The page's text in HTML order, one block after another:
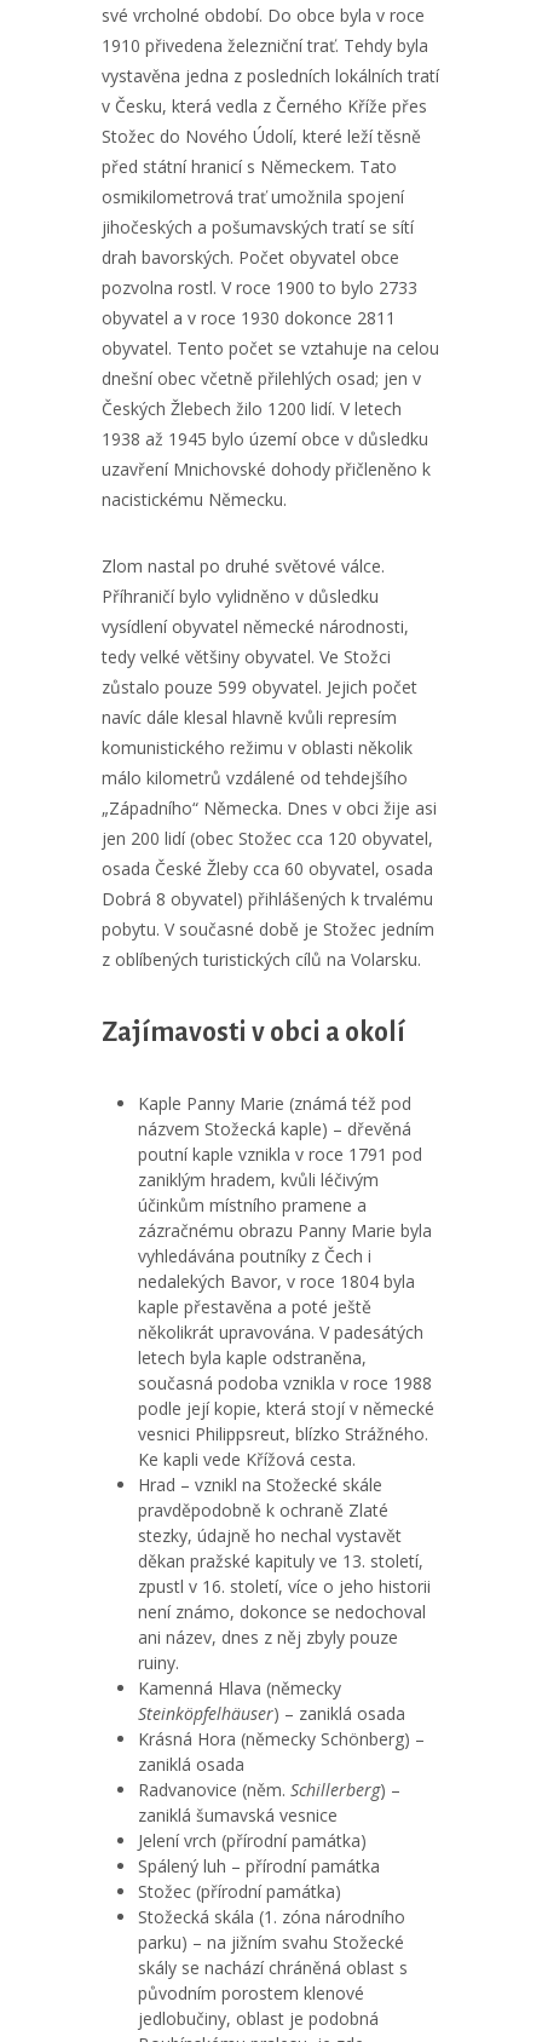
své vrcholné období. Do obce byla v roce
1910 přivedena železniční trať. Tehdy byla
vystavěna jedna z posledních lokálních tratí
v Česku, která vedla z Černého Kříže přes
Stožec do Nového Údolí, které leží těsně
před státní hranicí s Německem. Tato
osmikilometrová trať umožnila spojení
jihočeských a pošumavských tratí se sítí
drah bavorských. Počet obyvatel obce
pozvolna rostl. V roce 1900 to bylo 2733
obyvatel a v roce 1930 dokonce 2811
obyvatel. Tento počet se vztahuje na celou
dnešní obec včetně přilehlých osad; jen v
Českých Žlebech žilo 1200 lidí. V letech
1938 až 1945 bylo území obce v důsledku
uzavření Mnichovské dohody přičleněno k
nacistickému Německu.
Zlom nastal po druhé světové válce.
Příhraničí bylo vylidněno v důsledku
vysídlení obyvatel německé národnosti,
tedy velké většiny obyvatel. Ve Stožci
zůstalo pouze 599 obyvatel. Jejich počet
navíc dále klesal hlavně kvůli represím
komunistického režimu v oblasti několik
málo kilometrů vzdálené od tehdejšího
„Západního“ Německa. Dnes v obci žije asi
jen 200 lidí (obec Stožec cca 120 obyvatel,
osada České Žleby cca 60 obyvatel, osada
Dobrá 8 obyvatel) přihlášených k trvalému
pobytu. V současné době je Stožec jedním
z oblíbených turistických cílů na Volarsku.
Zajímavosti v obci a okolí
Kaple Panny Marie (známá též pod
názvem Stožecká kaple) – dřevěná
poutní kaple vznikla v roce 1791 pod
zaniklým hradem, kvůli léčivým
účinkům místního pramene a
zázračnému obrazu Panny Marie byla
vyhledávána poutníky z Čech i
nedalekých Bavor, v roce 1804 byla
kaple přestavěna a poté ještě
několikrát upravována. V padesátých
letech byla kaple odstraněna,
současná podoba vznikla v roce 1988
podle její kopie, která stojí v německé
vesnici Philippsreut, blízko Strážného.
Ke kapli vede Křížová cesta.
Hrad – vznikl na Stožecké skále
pravděpodobně k ochraně Zlaté
stezky, údajně ho nechal vystavět
děkan pražské kapituly ve 13. století,
zpustl v 16. století, více o jeho historii
není známo, dokonce se nedochoval
ani název, dnes z něj zbyly pouze
ruiny.
Kamenná Hlava (německy
Steinköpfelhäuser) – zaniklá osada
Krásná Hora (německy Schönberg) –
zaniklá osada
Radvanovice (něm. Schillerberg) –
zaniklá šumavská vesnice
Jelení vrch (přírodní památka)
Spálený luh – přírodní památka
Stožec (přírodní památka)
Stožecká skála (1. zóna národního
parku) – na jižním svahu Stožecké
skály se nachází chráněná oblast s
původním porostem klenové
jedlobučiny, oblast je podobná